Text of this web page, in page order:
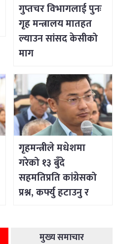
गुप्तचर विभागलाई पुनः
गृह मन्त्रालय मातहत
ल्याउन सांसद केसीको
माग
गृहमन्त्रीले मधेशमा
गरेको १३ बुँदे
सहमतिप्रति कांग्रेसको
प्रश्न, कर्फ्यु हटाउनु र
मुख्य समाचार